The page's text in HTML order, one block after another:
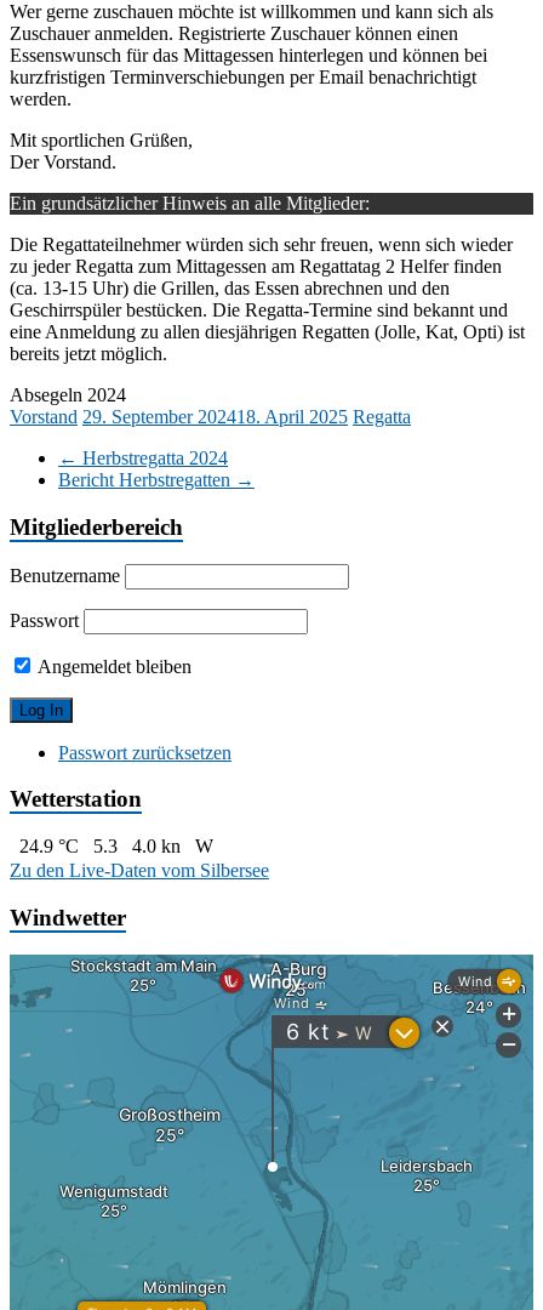
Wer gerne zuschauen möchte ist willkommen und kann sich als
Zuschauer anmelden. Registrierte Zuschauer können einen
Essenswunsch für das Mittagessen hinterlegen und können bei
kurzfristigen Terminverschiebungen per Email benachrichtigt
werden.
Mit sportlichen Grüßen,
Der Vorstand.
Ein grundsätzlicher Hinweis an alle Mitglieder:
Die Regattateilnehmer würden sich sehr freuen, wenn sich wieder
zu jeder Regatta zum Mittagessen am Regattatag 2 Helfer finden
(ca. 13-15 Uhr) die Grillen, das Essen abrechnen und den
Geschirrspüler bestücken. Die Regatta-Termine sind bekannt und
eine Anmeldung zu allen diesjährigen Regatten (Jolle, Kat, Opti) ist
bereits jetzt möglich.
Absegeln 2024
Vorstand 29. September 202418. April 2025 Regatta
← Herbstregatta 2024
Bericht Herbstregatten →
Mitgliederbereich
Benutzername
Passwort
Angemeldet bleiben
Passwort zurücksetzen
Wetterstation
24.9 °C 5.3 4.0 kn
W
Zu den Live-Daten vom Silbersee
Windwetter